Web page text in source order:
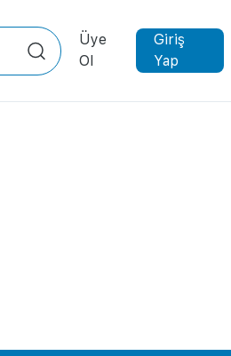
Üye
Ol
Giriş
Yap